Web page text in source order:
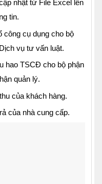
nhật từ File Excel lên
tin.
công cụ dụng cho bộ
vụ tư vấn luật.
hao TSCĐ cho bộ phận
quản lý.
của khách hàng.
của nhà cung cấp.